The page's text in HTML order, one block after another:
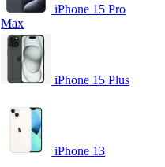
iPhone 15 Pro
Max
iPhone 15 Plus
iPhone 13